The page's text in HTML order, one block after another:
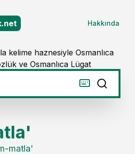
Hakkında
kelime haznesiyle Osmanlıca
ve Osmanlıca Lügat
matla'